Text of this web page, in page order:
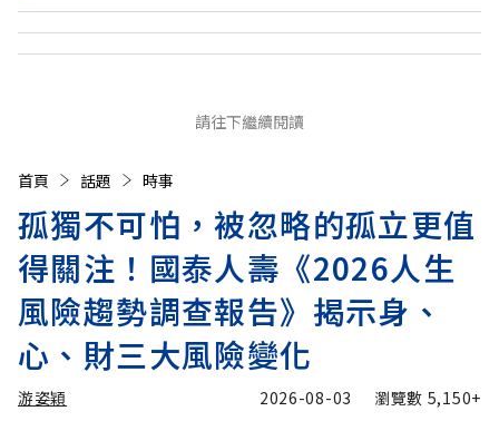
請往下繼續閱讀
首頁 話題 時事
孤獨不可怕，被忽略的孤立更值
得關注！國泰人壽《2026人生
風險趨勢調查報告》揭示身、
心、財三大風險變化
游姿穎 2026-08-03 瀏覽數 5,150+